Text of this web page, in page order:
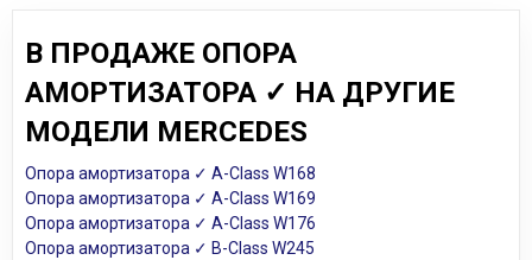
В ПРОДАЖЕ ОПОРА
АМОРТИЗАТОРА ✓ НА ДРУГИЕ
МОДЕЛИ MERCEDES
Опора амортизатора ✓ A-Class W168
Опора амортизатора ✓ A-Class W169
Опора амортизатора ✓ A-Class W176
Опора амортизатора ✓ B-Class W245